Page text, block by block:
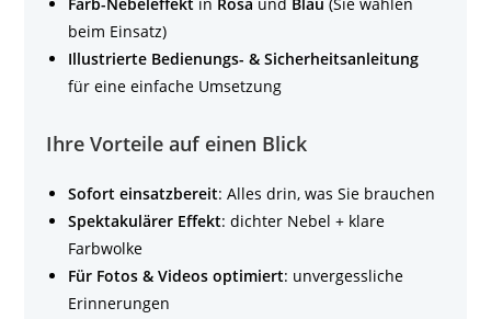
beim Einsatz)
Illustrierte Bedienungs- & Sicherheitsanleitung
für eine einfache Umsetzung
Ihre Vorteile auf einen Blick
Sofort einsatzbereit: Alles drin, was Sie brauchen
Spektakulärer Effekt: dichter Nebel + klare
Farbwolke
Für Fotos & Videos optimiert: unvergessliche
Erinnerungen